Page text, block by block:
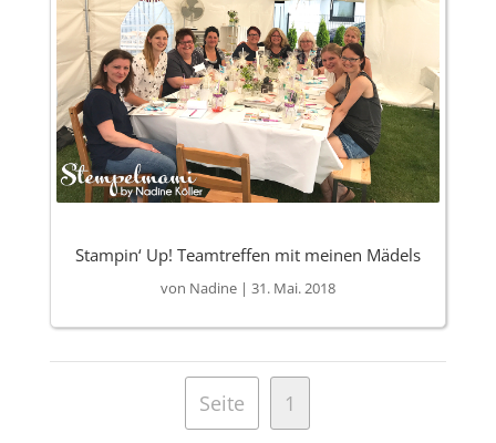
Stampin‘ Up! Teamtreffen mit meinen Mädels
von Nadine| 31. Mai. 2018
Seite 1